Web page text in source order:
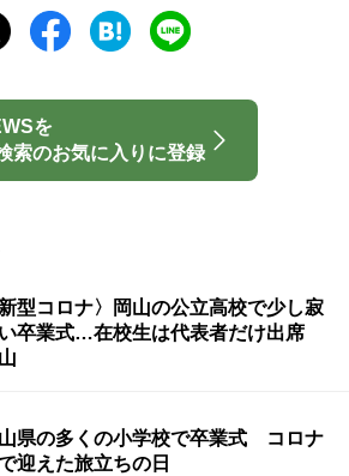
を
索のお気に入りに登録
新型コロナ〉岡山の公立高校で少し寂
卒業式…在校生は代表者だけ出席
県の多くの小学校で卒業式 コロナ
迎えた旅立ちの日